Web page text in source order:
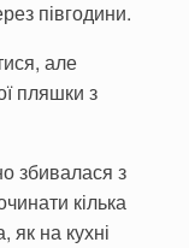
півгодини.
але
пляшки з
збивалася з
кілька
як на кухні